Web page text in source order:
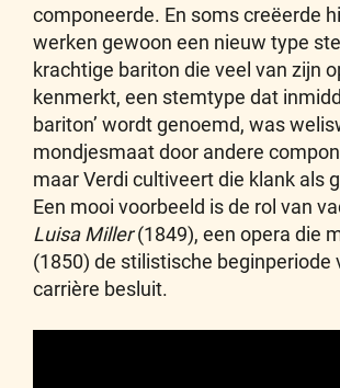
componeerde. En soms creëerde
werken gewoon een nieuw type
krachtige bariton die veel van zijn
kenmerkt, een stemtype dat
bariton’ wordt genoemd, was
mondjesmaat door andere
maar Verdi cultiveert die klank als
Een mooi voorbeeld is de rol van
Luisa Miller(1849), een opera die
(1850) de stilistische beginperiode
carrière besluit.